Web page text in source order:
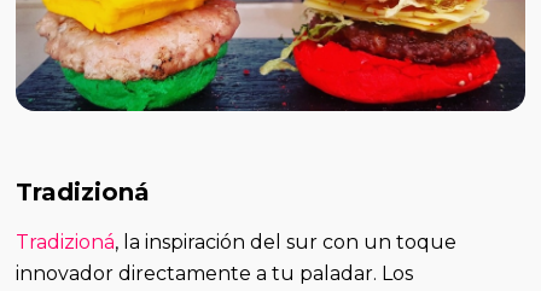
Tradizioná
Tradizioná, la inspiración del sur con un toque
innovador directamente a tu paladar. Los